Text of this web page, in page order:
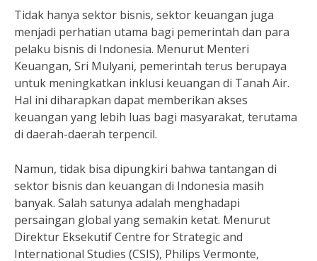
Tidak hanya sektor bisnis, sektor keuangan juga
menjadi perhatian utama bagi pemerintah dan para
pelaku bisnis di Indonesia. Menurut Menteri
Keuangan, Sri Mulyani, pemerintah terus berupaya
untuk meningkatkan inklusi keuangan di Tanah Air.
Hal ini diharapkan dapat memberikan akses
keuangan yang lebih luas bagi masyarakat, terutama
di daerah-daerah terpencil.
Namun, tidak bisa dipungkiri bahwa tantangan di
sektor bisnis dan keuangan di Indonesia masih
banyak. Salah satunya adalah menghadapi
persaingan global yang semakin ketat. Menurut
Direktur Eksekutif Centre for Strategic and
International Studies (CSIS), Philips Vermonte,